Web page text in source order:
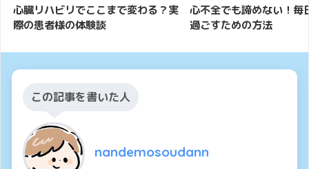
心臓リハビリでここまで変わる？実
際の患者様の体験談
心不全でも諦めない！毎
過ごすための方法
この記事を書いた人
nandemosoudann